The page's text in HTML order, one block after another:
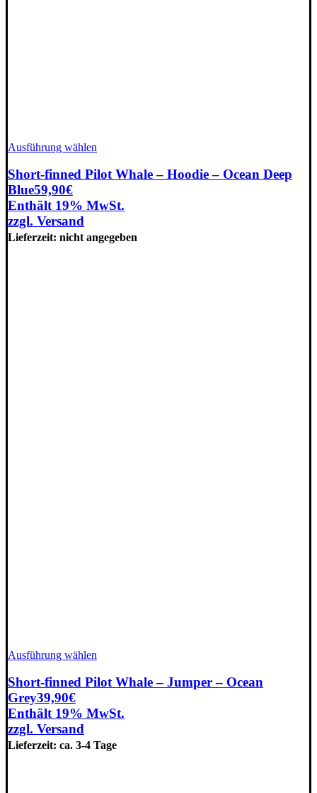
Ausführung wählen
weist
auf.
Optionen
Short-finned Pilot Whale – Hoodie – Ocean Deep
Blue59,90€
Enthält 19% MwSt.
zzgl. Versand
Lieferzeit: nicht angegeben
Ausführung wählen
weist
auf.
Optionen
Short-finned Pilot Whale – Jumper – Ocean
Grey39,90€
Enthält 19% MwSt.
zzgl. Versand
Lieferzeit: ca. 3-4 Tage